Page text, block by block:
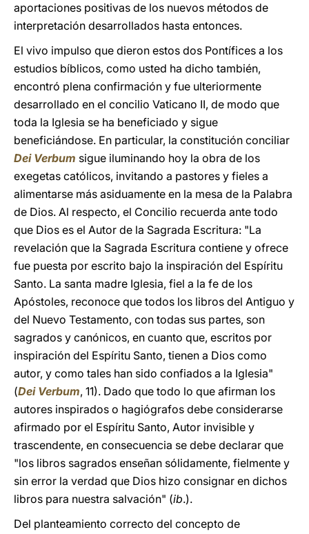
aportaciones positivas de los nuevos métodos de
interpretación desarrollados hasta entonces.
El vivo impulso que dieron estos dos Pontífices a los
estudios bíblicos, como usted ha dicho también,
encontró plena confirmación y fue ulteriormente
desarrollado en el concilio Vaticano II, de modo que
toda la Iglesia se ha beneficiado y sigue
beneficiándose. En particular, la constitución conciliar
Dei Verbum sigue iluminando hoy la obra de los
exegetas católicos, invitando a pastores y fieles a
alimentarse más asiduamente en la mesa de la Palabra
de Dios. Al respecto, el Concilio recuerda ante todo
que Dios es el Autor de la Sagrada Escritura: "La
revelación que la Sagrada Escritura contiene y ofrece
fue puesta por escrito bajo la inspiración del Espíritu
Santo. La santa madre Iglesia, fiel a la fe de los
Apóstoles, reconoce que todos los libros del Antiguo y
del Nuevo Testamento, con todas sus partes, son
sagrados y canónicos, en cuanto que, escritos por
inspiración del Espíritu Santo, tienen a Dios como
autor, y como tales han sido confiados a la Iglesia"
(Dei Verbum, 11). Dado que todo lo que afirman los
autores inspirados o hagiógrafos debe considerarse
afirmado por el Espíritu Santo, Autor invisible y
trascendente, en consecuencia se debe declarar que
"los libros sagrados enseñan sólidamente, fielmente y
sin error la verdad que Dios hizo consignar en dichos
libros para nuestra salvación" (ib.).
Del planteamiento correcto del concepto de